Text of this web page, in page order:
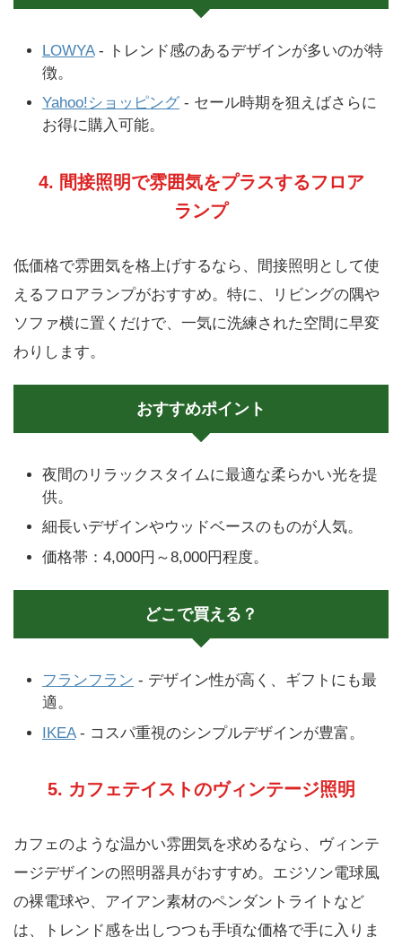
LOWYA- トレンド感のあるデザインが多いのが特
徴。
Yahoo!ショッピング - セール時期を狙えばさらに
お得に購入可能。
4. 間接照明で雰囲気をプラスするフロア
ランプ
低価格で雰囲気を格上げするなら、間接照明として使
えるフロアランプがおすすめ。特に、リビングの隅や
ソファ横に置くだけで、一気に洗練された空間に早変
わりします。
おすすめポイント
夜間のリラックスタイムに最適な柔らかい光を提
供。
細長いデザインやウッドベースのものが人気。
価格帯：4,000円～8,000円程度。
どこで買える？
フランフラン - デザイン性が高く、ギフトにも最
適。
IKEA- コスパ重視のシンプルデザインが豊富。
5. カフェテイストのヴィンテージ照明
カフェのような温かい雰囲気を求めるなら、ヴィンテ
ージデザインの照明器具がおすすめ。エジソン電球風
の裸電球や、アイアン素材のペンダントライトなど
は、トレンド感を出しつつも手頃な価格で手に入りま